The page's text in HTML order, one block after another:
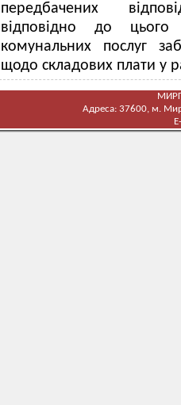
передбачених
відповідно до
комунальних послуг
щодо складових плати у
Адреса: 37600, м.